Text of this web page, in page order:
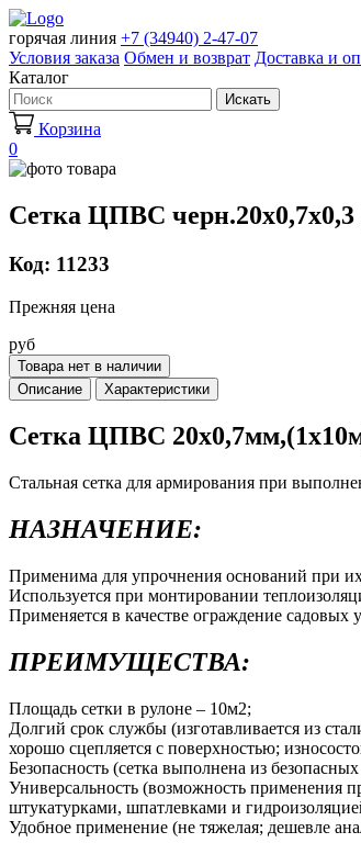
горячая линия +7 (34940) 2-47-07
Условия заказа Обмен и возврат Доставка и
Каталог
Искать
Корзина
0
Сетка ЦПВС черн.20х0,7х0,3
Код: 11233
Прежняя цена
руб
Товара нет в наличии
Описание
Характеристики
Сетка ЦПВС
Стальная сетка для армирования при
НАЗНАЧЕНИЕ:
Применима для упрочнения оснований при
Используется при монтировании
Применяется в качестве ограждение садовых
ПРЕИМУЩЕСТВА:
Площадь сетки в рулоне – 10м2;
Долгий срок службы (изготавливается из
хорошо сцепляется с поверхностью;
Безопасность (сетка выполнена из
Универсальность (возможность применения
штукатурками, шпатлевками и
Удобное применение (не тяжелая; дешевле